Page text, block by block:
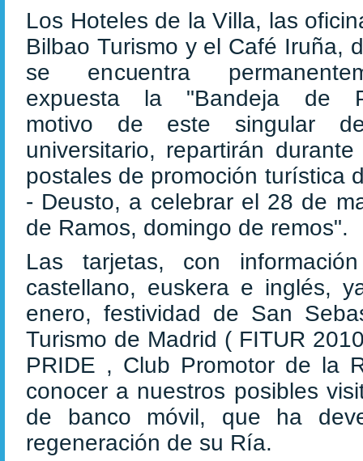
Los Hoteles de la Villa, las
Bilbao Turismo y el Café Iruña,
se encuentra
expuesta la "Bandeja de
motivo de este singular
universitario, repartirán
postales de promoción turística
- Deusto, a celebrar el 28 de
de Ramos, domingo de remos".
Las tarjetas, con
castellano, euskera e inglés,
enero, festividad de San
Turismo de Madrid ( FITUR
PRIDE , Club Promotor de la
conocer a nuestros posibles
de banco móvil, que ha
regeneración de su Ría.